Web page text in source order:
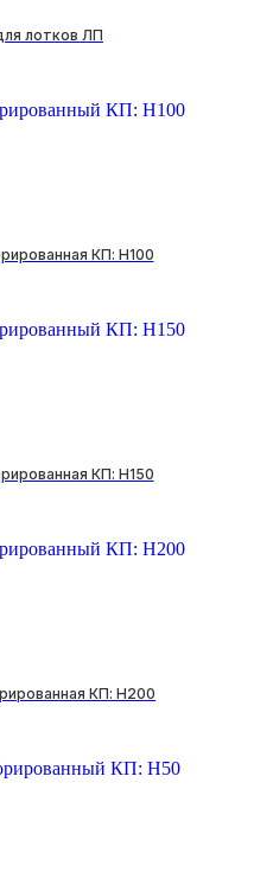
лотков ЛП
КП: H100
КП: H150
КП: H200